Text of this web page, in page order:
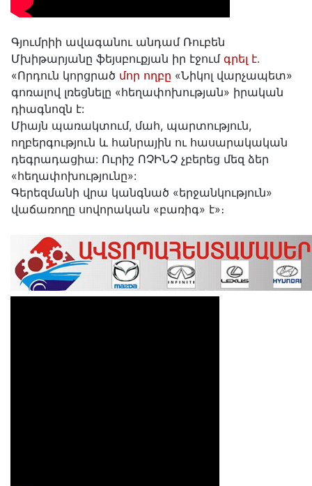
Գյումրիի ավագանու անդամ Ռուբեն
Մխիթարյանը ֆեյսբուքյան իր էջում գրել է.
«Որդուն կորցրած մոր ողբը «Նիկոլ վարչապետ»
գոռալով լռեցնելը «հեղափոխության» իրական
դիագնոզն է:
Միայն պառակտում, մահ, պարտություն,
ողբերգություն և հանրային ու հասարակական
դեգրադացիա: Ուրիշ ՈՉԻՆՉ չբերեց մեզ ձեր
«հեղափոխությունը»:
Գերեզմանի վրա կանգնած «երջանկություն»
վաճառողը սովորական «բառիգ» է»։